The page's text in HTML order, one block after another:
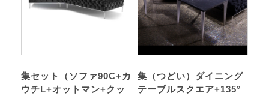
集セット（ソファ90C+カ
ウチL+オットマン+クッ
集（つどい）ダイニング
テーブルスクエア+135°